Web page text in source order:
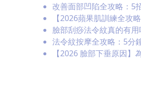
改善面部凹陷全攻略：5
【2026蘋果肌訓練全攻
臉部刮痧法令紋真的有
法令紋按摩全攻略：5分
【2026 臉部下垂原因